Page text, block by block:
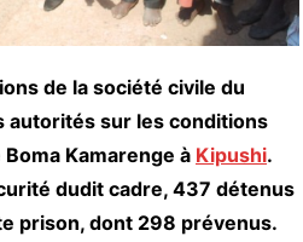
de la société civile du
autorités sur les conditions
Kamarenge à Kipushi.
dudit cadre, 437 détenus
prison, dont 298 prévenus.